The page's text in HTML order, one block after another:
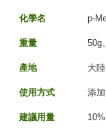
化學名 p-
重量 50g
產地 大陸
使用方式 添
建議用量